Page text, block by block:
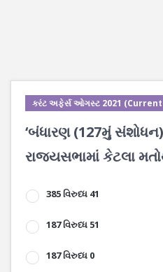
કરંટ અફેર્સ ઓગસ્ટ 2021
‘બંધારણ (127મું
રાજ્યસભામાં કેટલા
385 વિરુધ્ધ 41
187 વિરુધ્ધ 51
187 વિરુધ્ધ 0